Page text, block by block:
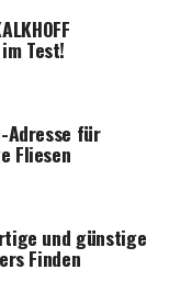
im Test!
Adres­se für
Fliesen
und güns­ti­ge
Finden